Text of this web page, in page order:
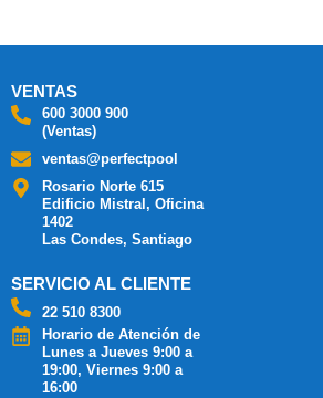
VENTAS
600 3000 900
(Ventas)
ventas@perfectpool
Rosario Norte 615
Edificio Mistral, Oficina
1402
Las Condes, Santiago
SERVICIO AL CLIENTE
22 510 8300
Horario de Atención de
Lunes a Jueves 9:00 a
19:00, Viernes 9:00 a
16:00